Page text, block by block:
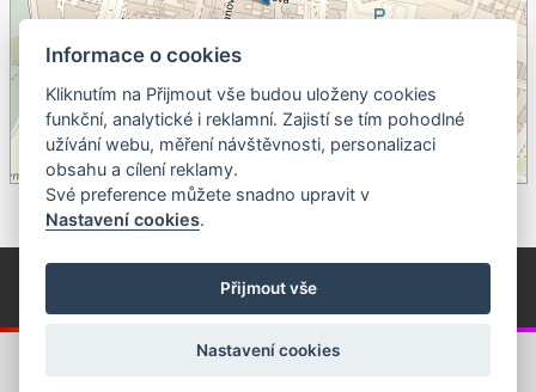
©OpenStreetMapcontributors.
© Píseckem / Kalendárium (Změna programu vyhrazena!)
(Cookies)
© 2018 - 2026 Realizace a správa webu:
Informace o cookies
Kliknutím na Přijmout vše budou uloženy cookies
funkční, analytické i reklamní. Zajistí se tím pohodlné
užívání webu, měření návštěvnosti, personalizaci
obsahu a cílení reklamy.
Své preference můžete snadno upravit v
Nastavení cookies.
Přijmout vše
Nastavení cookies